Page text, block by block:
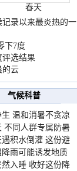
春天
记录以来最炎热的一
下7度
评选结果
的云
气候科普
温和消暑不贪凉
不同人群专属防暑
收好积水倒灌 这份避
收好
雨可能诱发地质
些前兆要知道
然入睡 收好这份降